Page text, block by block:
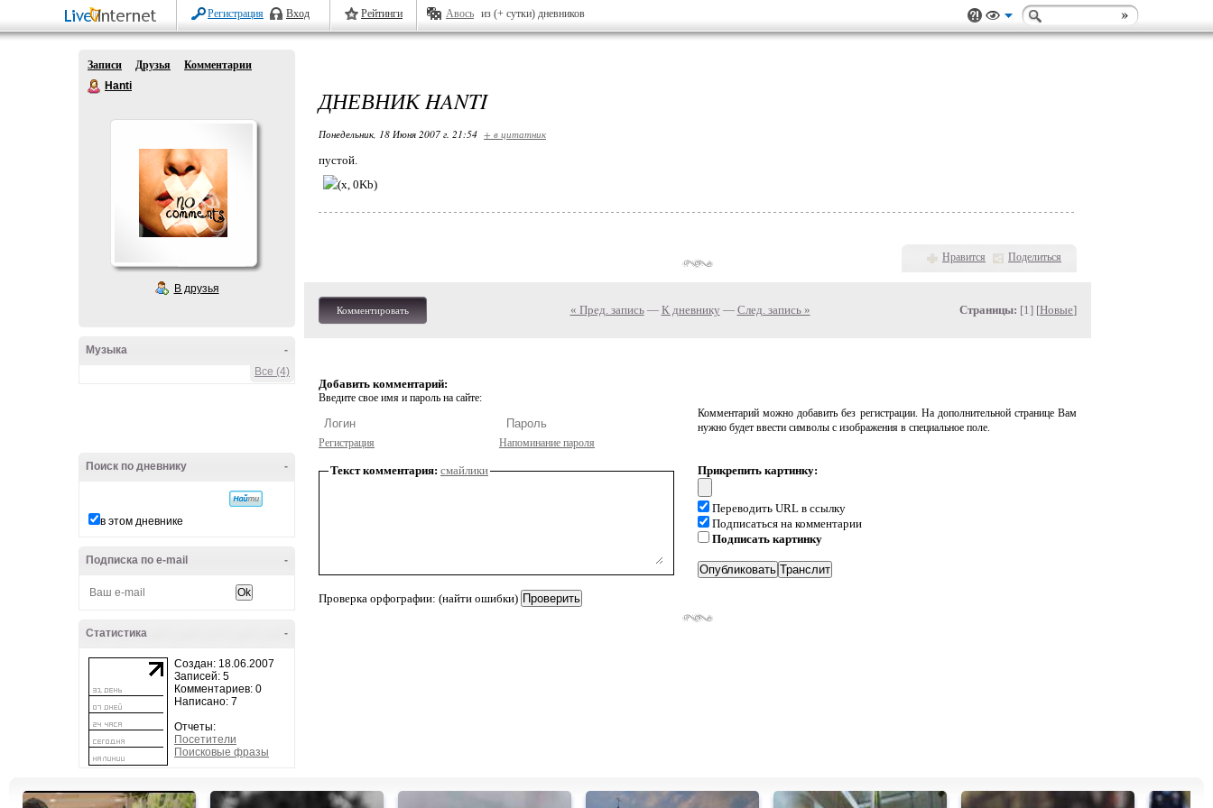
Регистрация Вход Рейтинги Авось из (+ сутки) дневников
Записи Друзья
Комментарии
Hanti
В друзья
-
Музыка
Все (4)
-
Поиск по дневнику
в этом дневнике
-
Подписка по e-mail
-
Статистика
Создан: 18.06.2007
Записей: 5
Комментариев: 0
Написано: 7
Отчеты:
Посетители
Поисковые фразы
ДНЕВНИК HANTI
Понедельник, 18 Июня 2007 г. 21:54 + в цитатник
пустой.
Нравится Поделиться
Комментировать « Пред. запись— К дневнику — След. запись » Страницы: [1] [Новые]
Добавить комментарий:
Введите свое имя и пароль на сайте:
Регистрация Напоминание пароля
Комментарий можно добавить без регистрации. На дополнительной странице Вам
нужно будет ввести символы с изображения в специальное поле.
Текст комментария: смайлики
Проверка орфографии: (найти ошибки)
Прикрепить картинку:
Переводить URL в ссылку
Подписаться на комментарии
Подписать картинку